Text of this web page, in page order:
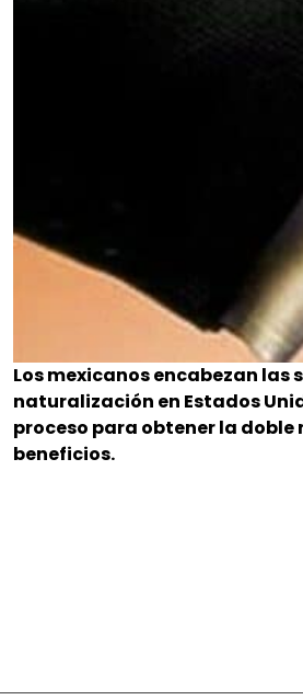
Los mexicanos encabezan las
naturalización en Estados
proceso para obtener la
beneficios.